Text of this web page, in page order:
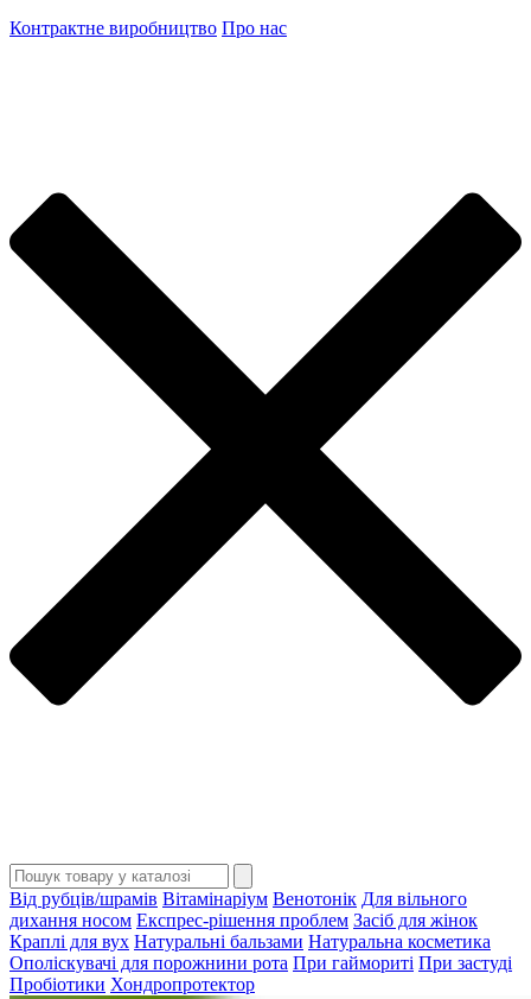
Контрактне виробництво Про нас
Від рубців/шрамів Вітамінаріум Венотонік Для вільного
дихання носом Експрес-рішення проблем Засіб для жінок
Краплі для вух Натуральні бальзами Натуральна косметика
Ополіскувачі для порожнини рота При гаймориті При застуді
Пробіотики Хондропротектор